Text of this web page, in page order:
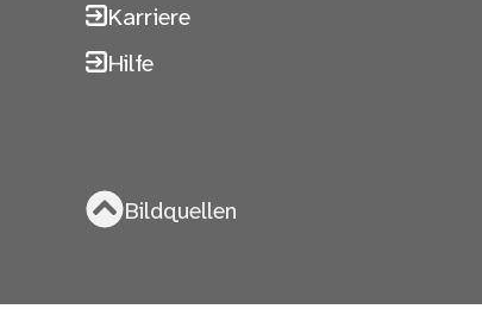
Karriere
Hilfe
Bildquellen